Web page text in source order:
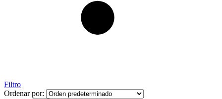
Filtro
Ordenar por: